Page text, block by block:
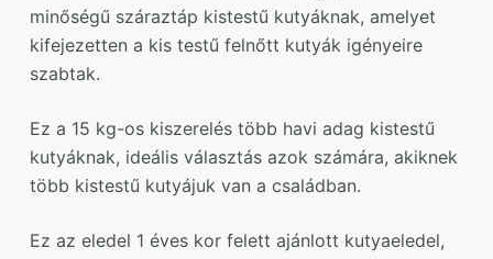
minőségű száraztáp kistestű kutyáknak, amelyet
kifejezetten a kis testű felnőtt kutyák igényeire
szabtak.
Ez a 15 kg-os kiszerelés több havi adag kistestű
kutyáknak, ideális választás azok számára, akiknek
több kistestű kutyájuk van a családban.
Ez az eledel 1 éves kor felett ajánlott kutyaeledel,